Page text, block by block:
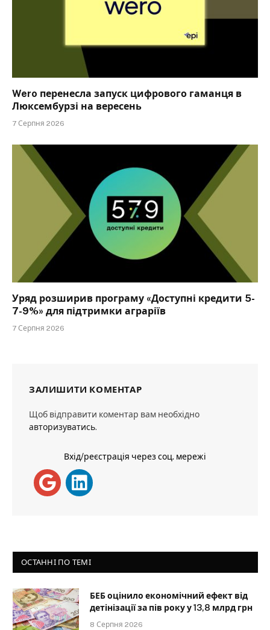
Wero перенесла запуск цифрового гаманця в
Люксембурзі на вересень
7 Серпня 2026
Уряд розширив програму «Доступні кредити 5-
7-9%» для підтримки аграріїв
7 Серпня 2026
ЗАЛИШИТИ КОМЕНТАР
Щоб відправити коментар вам необхідно
авторизуватись.
Вхід/реєстрація через соц. мережі
ОСТАННІ ПО ТЕМІ
БЕБ оцінило економічний ефект від
детінізації за пів року у 13,8 млрд грн
8 Серпня 2026